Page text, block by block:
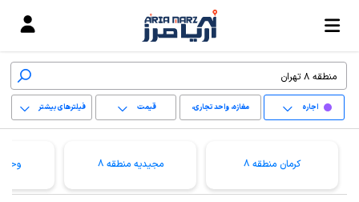
اجاره مغازه، واحد تجاری،
سوپرمارکت و کافه
قیمت فیلترهای بیشتر
کرمان منطقه 8 مجیدیه منطقه 8